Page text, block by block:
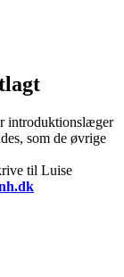
introduktionslæger
som de øvrige
til Luise